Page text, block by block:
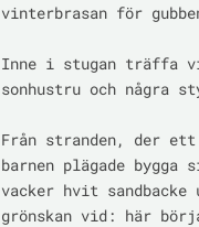
vinterbrasan för
Inne i stugan träffa vi
sonhustru och några
Från stranden, der
barnen plägade
vacker hvit
grönskan vid: här